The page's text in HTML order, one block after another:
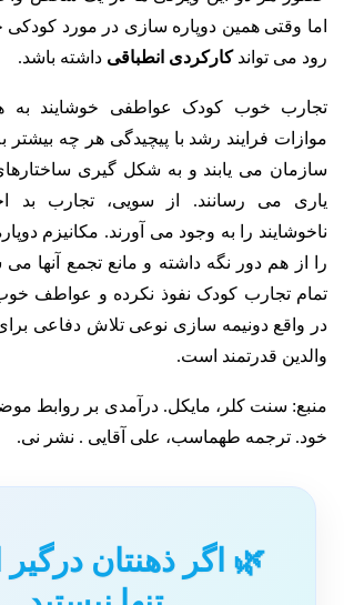
اما وقتی همین دوپاره سازی در مورد
رود می تواندکارکردی انطباقی داشته باشد.
تجارب خوب کودک عواطفی خوشایند به
موازات فرایند رشد با پیچیدگی هر چه بیشتر
سازمان می یابند و به شکل گیری
یاری می رسانند. از سویی، تجارب بد
ناخوشایند را به وجود می آورند. مکانیزم
را از هم دور نگه داشته و مانع تجمع آنها
تمام تجارب کودک نفوذ نکرده و عواطف خوب
در واقع دونیمه سازی نوعی تلاش دفاعی
والدین قدرتمند است.
منبع: سنت کلر، مایکل. درآمدی بر روابط
خود. ترجمه طهماسب، علی آقایی . نشر نی.
🌿 اگر ذهنتان